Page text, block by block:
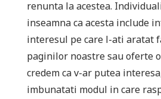
renunta la acestea.
inseamna ca acesta include
interesul pe care l-ati aratat
paginilor noastre sau oferte
credem ca v-ar putea
imbunatati modul in care